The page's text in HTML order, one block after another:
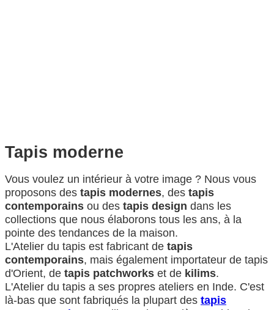
Tapis moderne
Vous voulez un intérieur à votre image ? Nous vous
proposons des tapis modernes, des tapis
contemporains ou des tapis design dans les
collections que nous élaborons tous les ans, à la
pointe des tendances de la maison.
L'Atelier du tapis est fabricant de tapis
contemporains, mais également importateur de tapis
d'Orient, de tapis patchworks et de kilims.
L'Atelier du tapis a ses propres ateliers en Inde. C'est
là-bas que sont fabriqués la plupart des tapis